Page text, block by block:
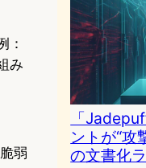
：
み
弱
「
ントが“攻
の文書化